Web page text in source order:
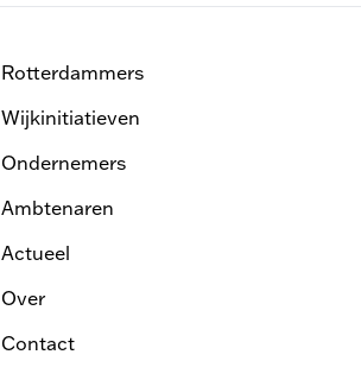
Rotterdammers
Wijkinitiatieven
Ondernemers
Ambtenaren
Actueel
Over
Contact